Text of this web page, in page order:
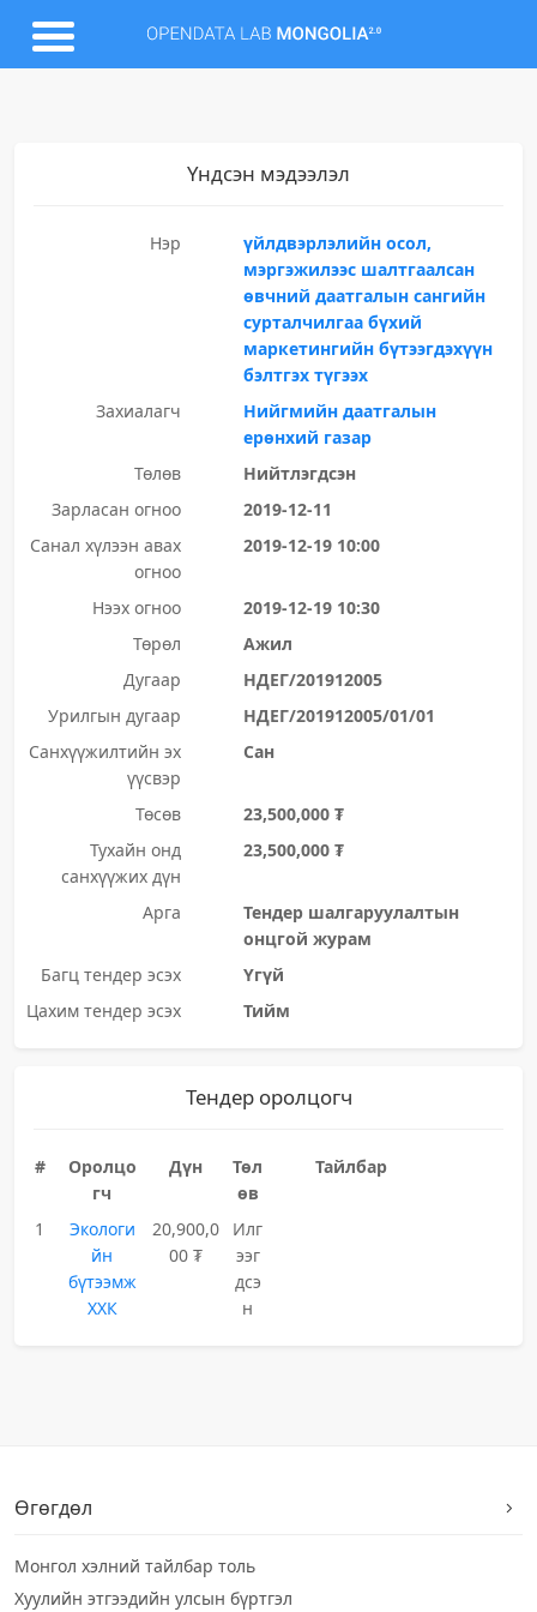
Үндсэн мэдээлэл
Нэр
үйлдвэрлэлийн осол,
мэргэжилээс шалтгаалсан
өвчний даатгалын сангийн
сурталчилгаа бүхий
маркетингийн бүтээгдэхүүн
бэлтгэх түгээх
Захиалагч
Нийгмийн даатгалын
ерөнхий газар
Төлөв
Нийтлэгдсэн
Зарласан огноо
2019-12-11
Санал хүлээн авах
огноо
2019-12-19 10:00
Нээх огноо
2019-12-19 10:30
Төрөл
Ажил
Дугаар
НДЕГ/201912005
Урилгын дугаар
НДЕГ/201912005/01/01
Санхүүжилтийн эх
үүсвэр
Сан
Төсөв
23,500,000 ₮
Тухайн онд
санхүүжих дүн
23,500,000 ₮
Арга
Тендер шалгаруулалтын
онцгой журам
Багц тендер эсэх
Үгүй
Цахим тендер эсэх
Тийм
Тендер оролцогч
#
Оролцо
гч
Дүн
Төл
өв
Тайлбар
1
Экологи
йн
бүтээмж
ХХК
20,900,0
00 ₮
Илг
ээг
дсэ
н
Өгөгдөл
Монгол хэлний тайлбар толь
Хуулийн этгээдийн улсын бүртгэл